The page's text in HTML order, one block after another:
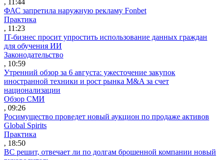
ФАС запретила наружную рекламу Fonbet
Практика
, 11:23
IT-бизнес просит упростить использование данных граждан
для обучения ИИ
Законодательство
, 10:59
Утренний обзор за 6 августа: ужесточение закупок
иностранной техники и рост рынка M&A за счет
национализации
Обзор СМИ
, 09:26
Росимущество проведет новый аукцион по продаже активов
Global Spirits
Практика
, 18:50
ВС решит, отвечает ли по долгам брошенной компании новый